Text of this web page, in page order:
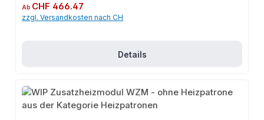
Regulärer Preis:
Ab CHF 466.47
zzgl. Versandkosten nach CH
Details